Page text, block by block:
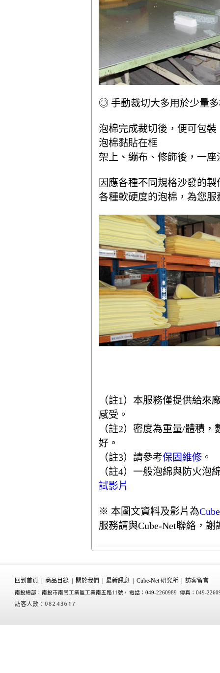
◎ 手動裁切大多用於少量
泡棉完成裁切後，便可包
泡棉黏貼在框
架上、繃布、修飾後，一座
因應各種不同規格沙發的
各種軟硬度的泡棉，為您服
（註1）本服務僅提供給來
感受。
（註2）密度為重量/體積
好。
（註3）請參考保固維修。
（註4）一般泡綿與防火泡
試影片
※ 本圖文資料及影片為
服務請與Cube-Net聯絡，謝
回到首頁 商品目錄 關於我們 最新訊息 Cube-Net 研究所 訪客留言
南投總部：南投市南崗工業區工業南五路11號 / 電話：049-2260989 傳真：049-
訪客人數：